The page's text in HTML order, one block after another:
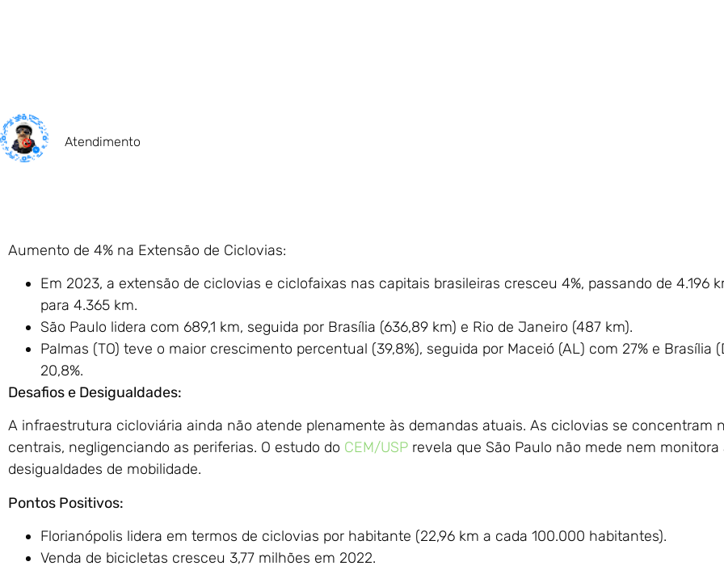
Atendimento
Aumento de 4% na Extensão de Ciclovias:
Em 2023, a extensão de ciclovias e ciclofaixas nas capitais brasileiras cresceu 4%, passando de 4.196
para 4.365 km.
São Paulo lidera com 689,1 km, seguida por Brasília (636,89 km) e Rio de Janeiro (487 km).
Palmas (TO) teve o maior crescimento percentual (39,8%), seguida por Maceió (AL) com 27% e Brasília
20,8%.
Desafios e Desigualdades:
A infraestrutura cicloviária ainda não atende plenamente às demandas atuais. As ciclovias se concentram
centrais, negligenciando as periferias. O estudo do CEM/USP revela que São Paulo não mede nem monitora
desigualdades de mobilidade.
Pontos Positivos:
Florianópolis lidera em termos de ciclovias por habitante (22,96 km a cada 100.000 habitantes).
Venda de bicicletas cresceu 3,77 milhões em 2022.